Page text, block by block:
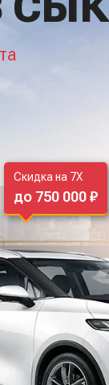
Скидка на 7X
до 750 000 ₽